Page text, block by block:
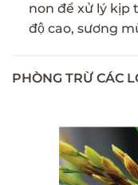
non để xử lý kịp
độ cao, sương
PHÒNG TRỪ CÁC